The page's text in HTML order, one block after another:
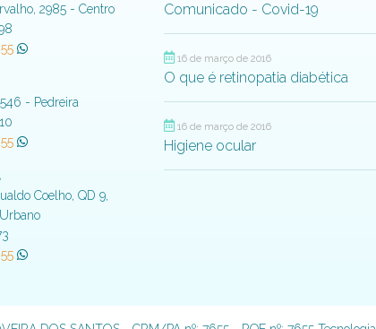
2985 - Centro
- Pedreira
Coelho, QD 9,
Comunicado - Covid-19
16 de março de 2016
O que é retinopatia diabética
16 de março de 2016
Higiene ocular